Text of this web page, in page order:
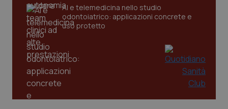
AI e telemedicina nello studio
odontoiatrico: applicazioni concrete e
uso protetto
CookieScriptConsent